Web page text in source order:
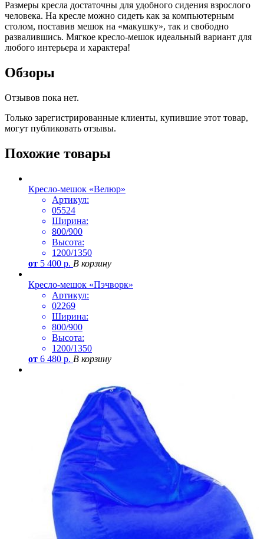
Размеры кресла достаточны для удобного сидения взрослого
человека. На кресле можно сидеть как за компьютерным
столом, поставив мешок на «макушку», так и свободно
развалившись. Мягкое кресло-мешок идеальный вариант для
любого интерьера и характера!
Обзоры
Отзывов пока нет.
Только зарегистрированные клиенты, купившие этот товар,
могут публиковать отзывы.
Похожие товары
Кресло-мешок «Велюр»
Артикул:
05524
Ширина:
800/900
Высота:
1200/1350
от 5 400 р. В корзину
Кресло-мешок «Пэчворк»
Артикул:
02269
Ширина:
800/900
Высота:
1200/1350
от 6 480 р. В корзину